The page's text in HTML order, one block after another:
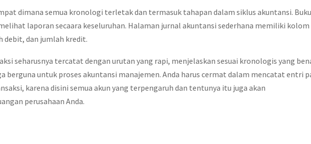
dimana semua kronologi terletak dan termasuk tahapan dalam siklus akuntansi. Buku
laporan secaara keseluruhan. Halaman jurnal akuntansi sederhana memiliki kolom
debit, dan jumlah kredit.
seharusnya tercatat dengan urutan yang rapi, menjelaskan sesuai kronologis yang
berguna untuk proses akuntansi manajemen. Anda harus cermat dalam mencatat entri
karena disini semua akun yang terpengaruh dan tentunya itu juga akan
perusahaan Anda.